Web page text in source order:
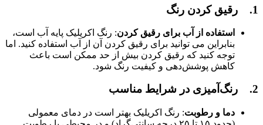
1. رقیق کردن رنگ
استفاده از آب برای رقیق کردن: رنگ اکریلیک پایه آب است،
بنابراین می‌ توانید برای رقیق کردن آن از آب استفاده کنید. اما
توجه کنید که رقیق کردن بیش از حد ممکن است باعث
کاهش پوشش‌دهی و کیفیت رنگ شود.
2. رنگ‌آمیزی در شرایط مناسب
دما و رطوبت: رنگ اکریلیک بهتر است در دمای معمولی